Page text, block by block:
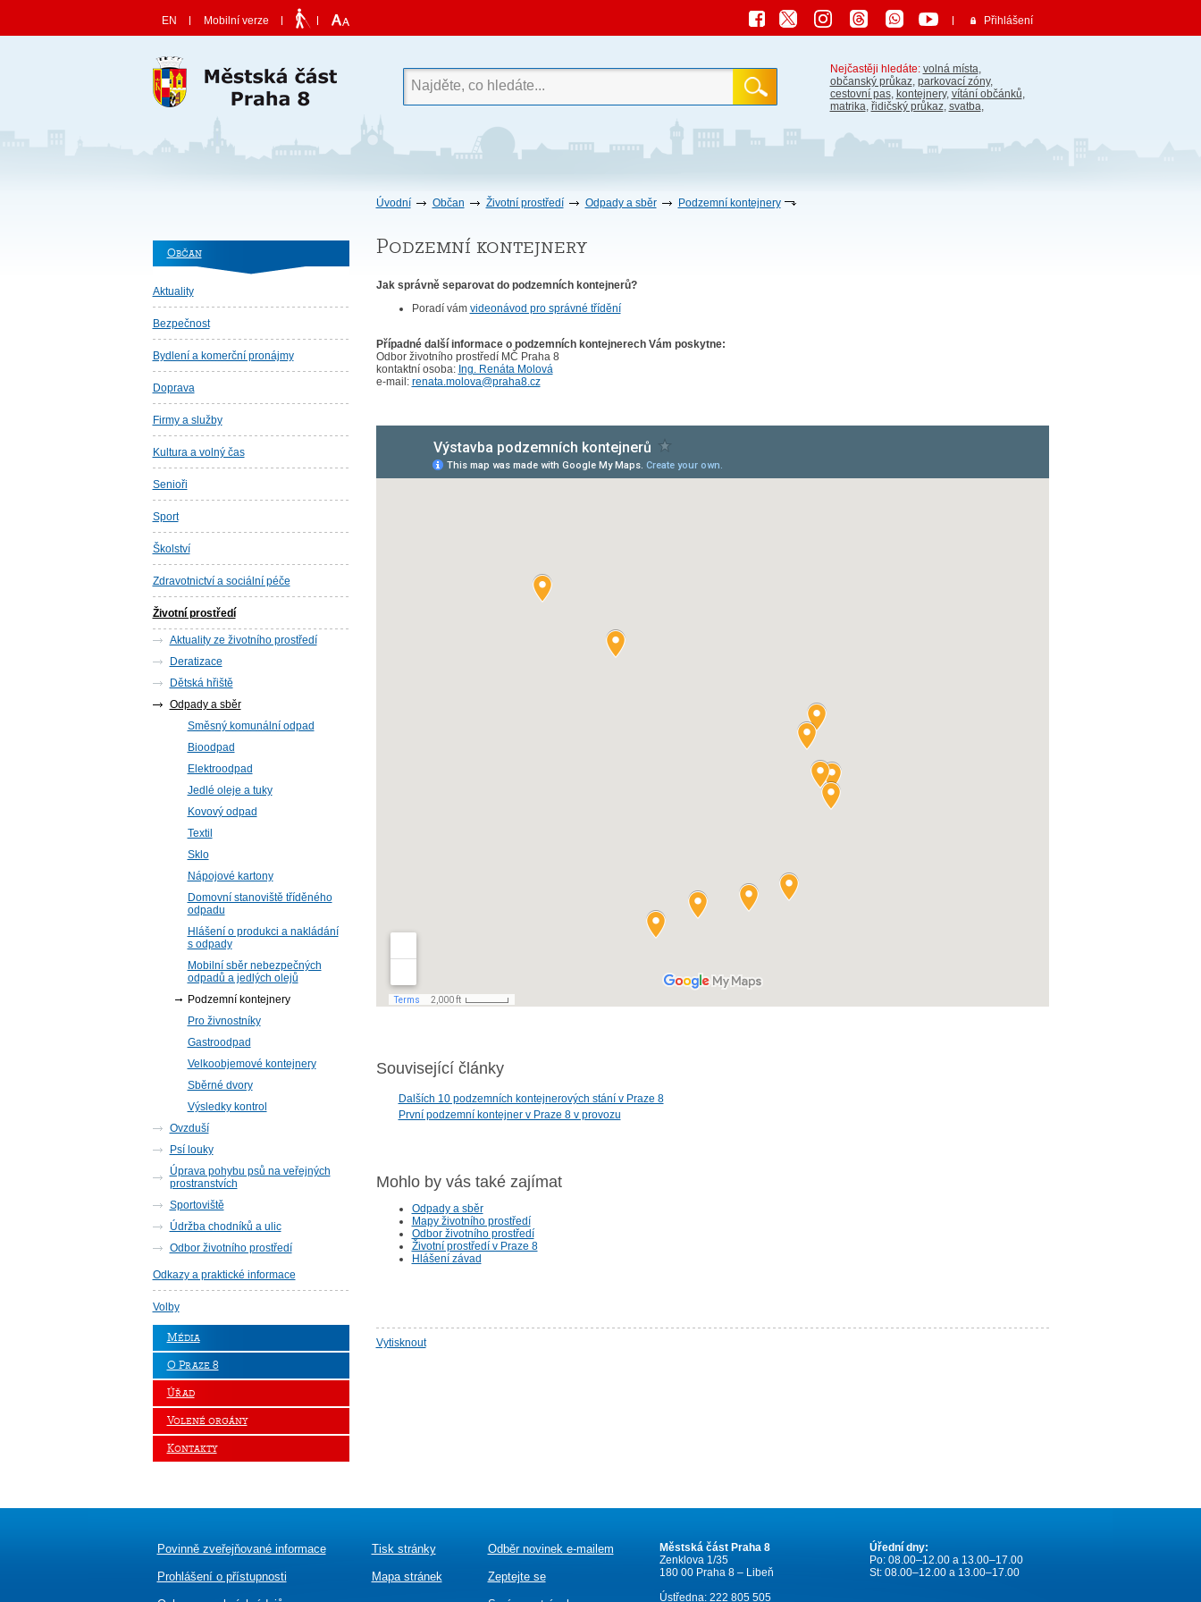
EN Mobilní verze Přihlášení
Nejčastěji hledáte: volná místa,
občanský průkaz, parkovací zóny,
cestovní pas, kontejnery, vítání občánků,
matrika, řidičský průkaz, svatba,
Úvodní Občan Životní prostředí Odpady a sběr Podzemní kontejnery
Občan
Aktuality
Bezpečnost
Bydlení a komerční pronájmy
Doprava
Firmy a služby
Kultura a volný čas
Senioři
Sport
Školství
Zdravotnictví a sociální péče
Životní prostředí
Aktuality ze životního prostředí
Deratizace
Dětská hřiště
Odpady a sběr
Směsný komunální odpad
Bioodpad
Elektroodpad
Jedlé oleje a tuky
Kovový odpad
Textil
Sklo
Nápojové kartony
Domovní stanoviště tříděného
odpadu
Hlášení o produkci a nakládání
s odpady
Mobilní sběr nebezpečných
odpadů a jedlých olejů
Podzemní kontejnery
Pro živnostníky
Gastroodpad
Velkoobjemové kontejnery
Sběrné dvory
Výsledky kontrol
Ovzduší
Psí louky
Úprava pohybu psů na veřejných
prostranstvích
Sportoviště
Údržba chodníků a ulic
Odbor životního prostředí
Odkazy a praktické informace
Volby
Média
O Praze 8
Úřad
Volené orgány
Kontakty
Podzemní kontejnery
Jak správně separovat do podzemních kontejnerů?
Poradí vám videonávod pro správné třídění
Případné další informace o podzemních kontejnerech Vám poskytne:
Odbor životního prostředí MČ Praha 8
kontaktní osoba: Ing. Renáta Molová
e-mail: renata.molova@praha8.cz
Související články
Dalších 10 podzemních kontejnerových stání v Praze 8
První podzemní kontejner v Praze 8 v provozu
Mohlo by vás také zajímat
Odpady a sběr
Mapy životního prostředí
Odbor životního prostředí
Životní prostředí v Praze 8
Hlášení závad
Vytisknout
Povinně zveřejňované informace
Prohlášení o přístupnosti
Tisk stránky
Mapa stránek
Odběr novinek e-mailem
Zeptejte se
Městská část Praha 8
Zenklova 1/35
180 00 Praha 8 – Libeň
Ústředna: 222 805 505
Úřední dny:
Po: 08.00–12.00 a 13.00–17.00
St: 08.00–12.00 a 13.00–17.00